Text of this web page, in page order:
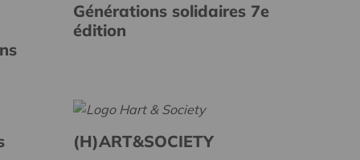
Générations solidaires 7e
édition
(H)ART&SOCIETY